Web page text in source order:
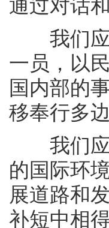
通过对话
我们应
一员，以
国内部的
移奉行多
我们应
的国际环
展道路和
补短中相